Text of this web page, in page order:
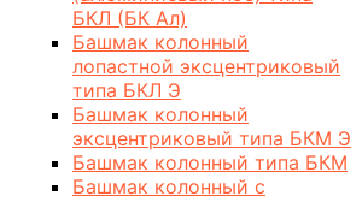
БКЛ (БК Ал)
Башмак колонный
лопастной эксцентриковый
типа БКЛ Э
Башмак колонный
эксцентриковый типа БКМ Э
Башмак колонный типа БКМ
Башмак колонный с